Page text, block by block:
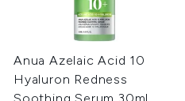
Anua Azelaic Acid 10
Hyaluron Redness